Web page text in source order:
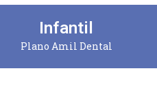
Infantil
Plano Amil Dental